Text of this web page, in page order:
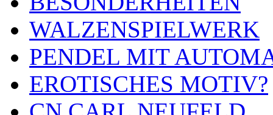
WALZENSPIELWERK
PENDEL MIT
EROTISCHES MOTIV?